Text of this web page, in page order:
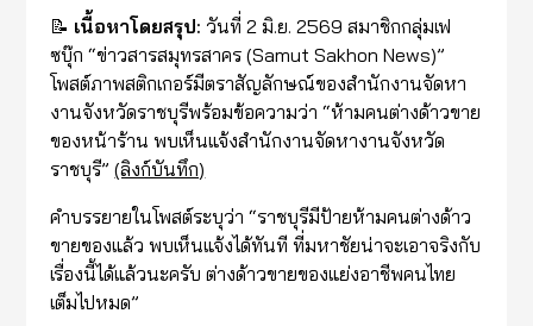
📝 เนื้อหาโดยสรุป: วันที่ 2 มิ.ย. 2569 สมาชิกกลุ่มเฟ
ซบุ๊ก “ข่าวสารสมุทรสาคร (Samut Sakhon News)”
โพสต์ภาพสติกเกอร์มีตราสัญลักษณ์ของสำนักงานจัดหา
งานจังหวัดราชบุรีพร้อมข้อความว่า “ห้ามคนต่างด้าวขาย
ของหน้าร้าน พบเห็นแจ้งสำนักงานจัดหางานจังหวัด
ราชบุรี”(ลิงก์บันทึก)
คำบรรยายในโพสต์ระบุว่า “ราชบุรีมีป้ายห้ามคนต่างด้าว
ขายของแล้ว พบเห็นแจ้งได้ทันที ที่มหาชัยน่าจะเอาจริงกับ
เรื่องนี้ได้แล้วนะครับ ต่างด้าวขายของแย่งอาชีพคนไทย
เต็มไปหมด”